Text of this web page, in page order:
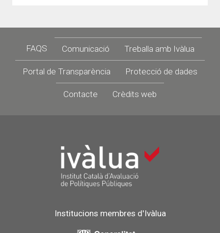
Footer
FAQS Comunicació Treballa amb Ivàlua
Portal de Transparència Protecció de dades
Contacte Crèdits web
Institucions membres d'Ivàlua